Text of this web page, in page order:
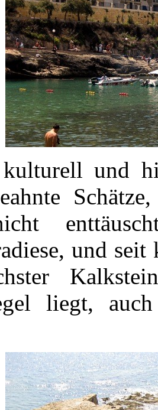
und
und
liegt,